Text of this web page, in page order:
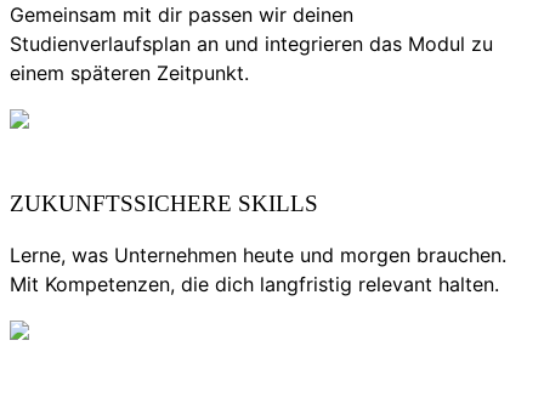
Gemeinsam mit dir passen wir deinen
Studienverlaufsplan an und integrieren das Modul zu
einem späteren Zeitpunkt.
ZUKUNFTSSICHERE SKILLS
Lerne, was Unternehmen heute und morgen brauchen.
Mit Kompetenzen, die dich langfristig relevant halten.